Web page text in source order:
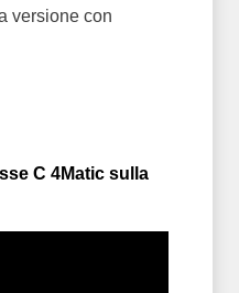
versione con
C 4Matic sulla